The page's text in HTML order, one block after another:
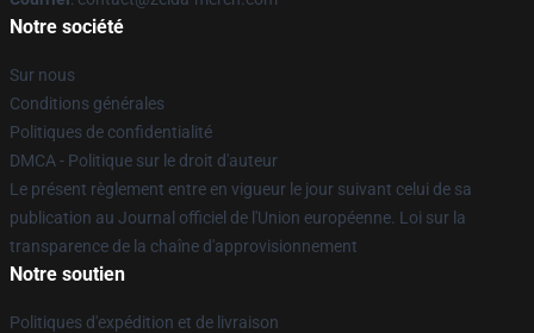
Notre société
Sur nous
Conditions générales
Politiques de confidentialité
DMCA - Politique sur le droit d'auteur
Le présent règlement entre en vigueur le jour suivant celui de sa
publication au Journal officiel de l'Union européenne. Loi sur la
transparence de la chaîne d'approvisionnement
Notre soutien
Politiques d'expédition et de livraison